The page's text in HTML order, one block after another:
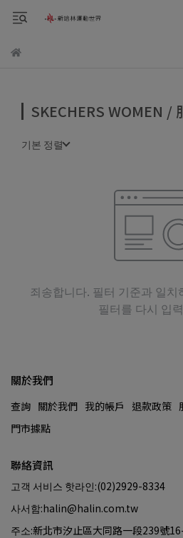
SKECHERS WOMEN /
기본 정렬
죄송합니다. 필터 기준과 일
필터를 다시 입
關於我們
查詢 關於我們 我的帳戶 退款政策
門市據點
聯絡資訊
고객 서비스 핫라인:(02)2929-8334
사서함:halin@halin.com.tw
주소:新北市汐止區大同路一段239號